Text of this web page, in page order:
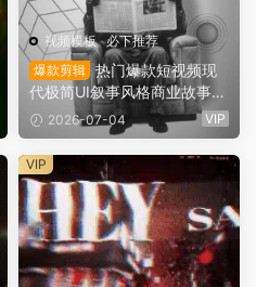
视频模板·必下推荐
爆款剪辑 热门爆款短视频现
代极简UI叙事风格商业故事A
E工程项目文件（15927）
2026-07-04 VIP
VIP